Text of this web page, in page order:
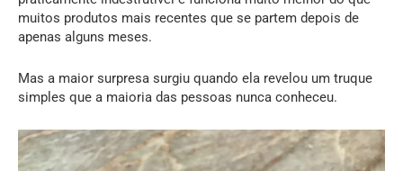
muitos produtos mais recentes que se partem depois de
apenas alguns meses.
Mas a maior surpresa surgiu quando ela revelou um truque
simples que a maioria das pessoas nunca conheceu.